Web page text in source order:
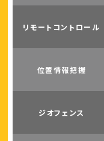
リモートコントロール
位置情報把握
ジオフェンス